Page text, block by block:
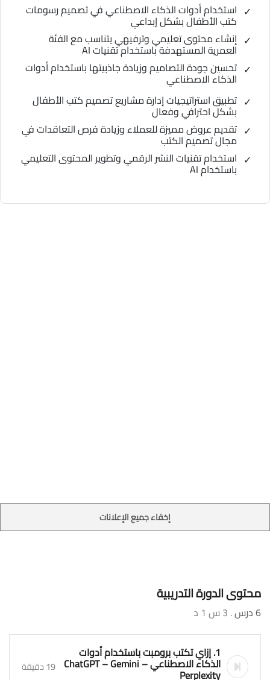
استخدام أدوات الذكاء الاصطناعي في تصميم رسومات
كتب الأطفال بشكل إبداعي
إنشاء محتوى تعليمي وترفيهي يتناسب مع الفئة
العمرية المستهدفة باستخدام تقنيات AI
تحسين جودة التصاميم وزيادة جاذبيتها باستخدام أدوات
الذكاء الاصطناعي
تطبيق استراتيجيات إدارة مشاريع تصميم كتب الأطفال
بشكل احترافي وفعال
تقديم عروض مميزة للعملاء وزيادة فرص التعاقدات في
مجال تصميم الكتب
استخدام تقنيات النشر الرقمي وتطوير المحتوى التعليمي
باستخدام AI
إخفاء جميع الإعلانات
محتوى الدورة التدريبية
6 درس . 3 س 1 د
1. إزاي تكتب برومبت باستخدام أدوات
الذكاء الاصطناعي ChatGPT – Gemini –
Perplexity 19 دقيقة